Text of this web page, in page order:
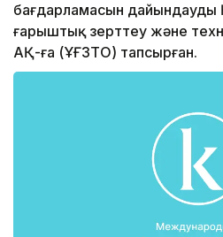
бағдарламасын
ғарыштық зерттеу және
АҚ-ға (ҰҒЗТО) тапсырған.